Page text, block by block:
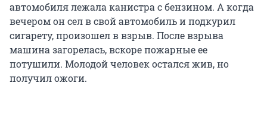
автомобиля лежала канистра с бензином. А когда
вечером он сел в свой автомобиль и подкурил
сигарету, произошел в взрыв. После взрыва
машина загорелась, вскоре пожарные ее
потушили. Молодой человек остался жив, но
получил ожоги.